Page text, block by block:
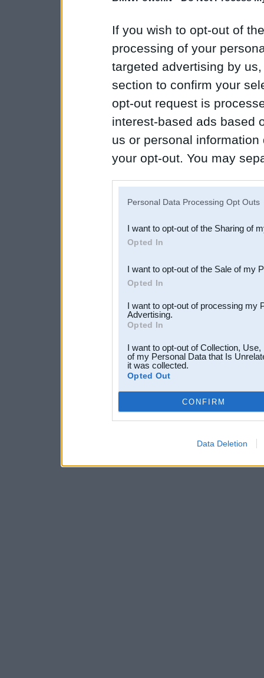
If you wish to opt-out of
processing of your
targeted advertising by
section to confirm your
opt-out request is
interest-based ads based
us or personal
your opt-out. You may
Downstream Participants
third parties.
Personal Data Processing Opt Outs
I want to opt-out of the Sharing of
Opted In
I want to opt-out of the Sale of my
Opted In
I want to opt-out of processing my
Advertising.
Opted In
I want to opt-out of Collection,
of my Personal Data that Is
it was collected.
Opted Out
CONFIRM
Data Deletion